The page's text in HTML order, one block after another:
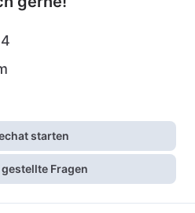
starten
Fragen